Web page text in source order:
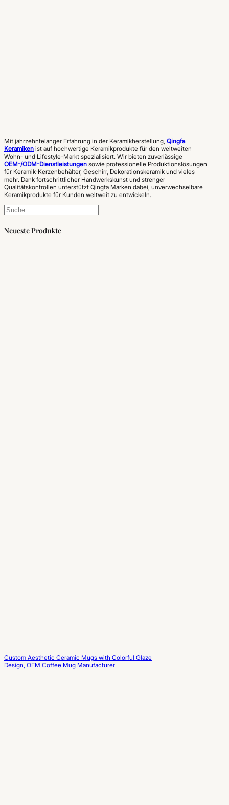
Mit jahrzehntelanger Erfahrung in der Keramikherstellung, Qingfa
Keramiken ist auf hochwertige Keramikprodukte für den weltweiten
Wohn- und Lifestyle-Markt spezialisiert. Wir bieten zuverlässige
OEM-/ODM-Dienstleistungen sowie professionelle Produktionslösungen
für Keramik-Kerzenbehälter, Geschirr, Dekorationskeramik und vieles
mehr. Dank fortschrittlicher Handwerkskunst und strenger
Qualitätskontrollen unterstützt Qingfa Marken dabei, unverwechselbare
Keramikprodukte für Kunden weltweit zu entwickeln.
Suchen
Neueste Produkte
Custom Aesthetic Ceramic Mugs with Colorful Glaze
Design, OEM Coffee Mug Manufacturer